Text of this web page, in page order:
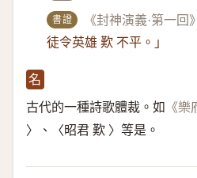
書證 《封神演義·第一回》
徒令英雄 歎 不平。」
名
古代的一種詩歌體裁。如 《樂
〉、〈昭君 歎 〉等是。